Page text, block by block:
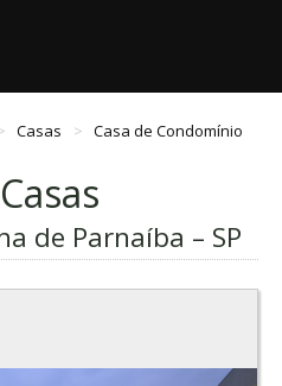
Casas Casa de Condomínio
de Parnaíba – SP